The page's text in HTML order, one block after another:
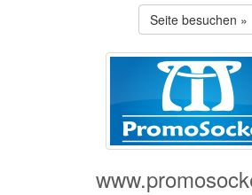
Seite besuchen »